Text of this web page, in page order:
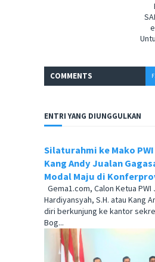
COMMENTS
ENTRI YANG DIUNGGULKAN
Silaturahmi ke Mako
Kang Andy Jualan
Modal Maju di
Gema1.com, Calon Ketua PWI
Hardiyansyah, S.H. atau Kang
diri berkunjung ke kantor
Bog...